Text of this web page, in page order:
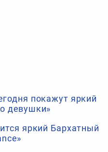
покажут яркий
девушки»
яркий Бархатный